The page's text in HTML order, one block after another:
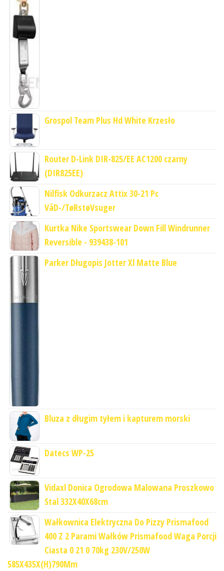
Grospol Team Plus Hd White Krzesło
Router D-Link DIR-825/EE AC1200 czarny
(DIR825EE)
Nilfisk Odkurzacz Attix 30-21 Pc
VåD-/TøRstøVsuger
Kurtka Nike Sportswear Down Fill Windrunner
Reversible - 939438-101
Parker Długopis Jotter Xl Matte Blue
Bluza z długim tyłem i kapturem morski
Datecs WP-25
Vidaxl Donica Ogrodowa Malowana Proszkowo
Stal 332X40X68cm
Wałkownica Elektryczna Do Pizzy Prismafood
400 Z 2 Parami Wałków Prismafood Waga Porcji
Ciasta 0 21 0 70kg 230V/250W
585X435X(H)790Mm